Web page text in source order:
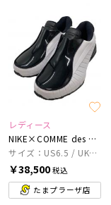
レディース
NIKE×COMME des GARCONS HOMME PLUS
サイズ：US6.5 / UK6 / 24.5m
￥38,500税込
たまプラーザ店